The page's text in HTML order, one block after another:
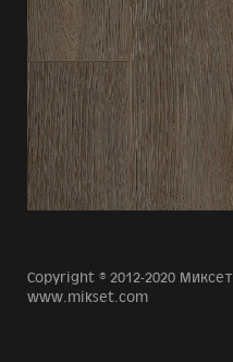
Copyright © 2012-2020 Миксет
www.mikset.com